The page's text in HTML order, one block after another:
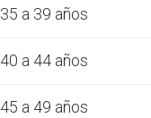
35 a 39 años
40 a 44 años
45 a 49 años